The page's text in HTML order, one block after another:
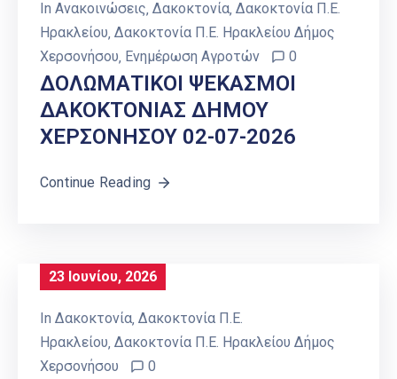
In Ανακοινώσεις Δακοκτονία Δακοκτονία Π.Ε.
Ηρακλείου Δακοκτονία Π.Ε. Ηρακλείου Δήμος
Χερσονήσου Ενημέρωση Αγροτών 0
ΔΟΛΩΜΑΤΙΚΟΙ ΨΕΚΑΣΜΟΙ
ΔΑΚΟΚΤΟΝΙΑΣ ΔΗΜΟΥ
ΧΕΡΣΟΝΗΣΟΥ 02-07-2026
Continue Reading
23 Ιουνίου, 2026
In Δακοκτονία Δακοκτονία Π.Ε.
Ηρακλείου Δακοκτονία Π.Ε. Ηρακλείου Δήμος
Χερσονήσου
0